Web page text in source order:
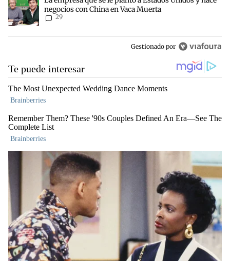
negocios con China en Vaca Muerta
29
Gestionado por